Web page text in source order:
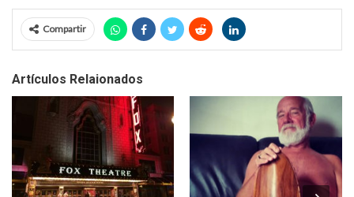
Compartir
Artículos Relaionados